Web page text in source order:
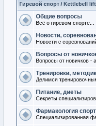
Гиревой спорт / Kettlebell
Общие вопросы
Всё о гиревом спорте...
Новости,
Новости с
Вопросы от
Вопросы от новичков -
Тренировки,
Делимся
Питание, диеты
Секреты
Фармакология
Специализированная